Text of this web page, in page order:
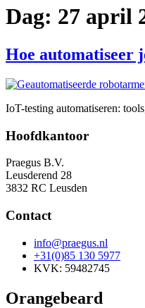
Dag: 27 april
Hoe automatiseer
IoT-testing automatiseren:
Hoofdkantoor
Praegus B.V.
Leusderend 28
3832 RC Leusden
Contact
info@praegus.nl
+31(0)85 130 5977
KVK: 59482745
Orangebeard